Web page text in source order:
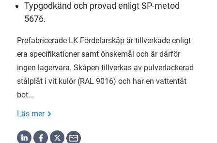
Typgodkänd och provad enligt SP-metod
5676.
Prefabricerade LK Fördelarskåp är tillverkade enligt
era specifikationer samt önskemål och är därför
ingen lagervara. Skåpen tillverkas av pulverlackerad
stålplåt i vit kulör (RAL 9016) och har en vattentät
bot...
Läs mer